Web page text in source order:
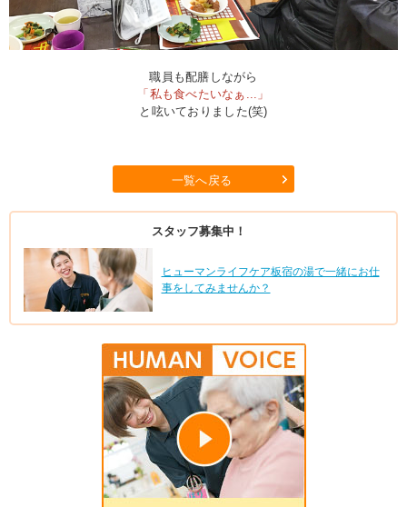
職員も配膳しながら
「私も食べたいなぁ...」
と呟いておりました(笑)
一覧へ戻る
スタッフ募集中！
ヒューマンライフケア板宿の湯で一緒にお仕
事をしてみませんか？